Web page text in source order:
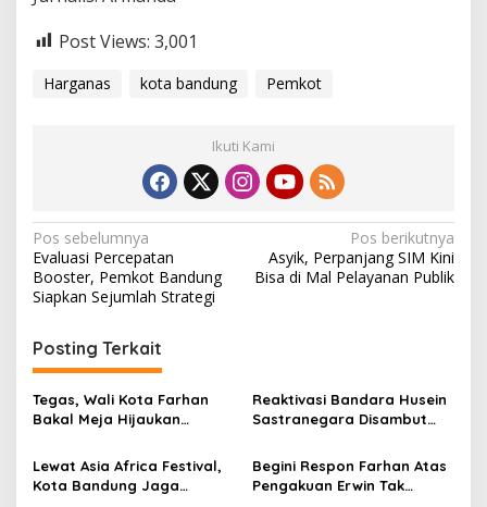
Post Views: 3,001
Harganas kota bandung Pemkot
Ikuti Kami
N
a
v
i
g
a
s
i
p
Pos sebelumnya
Evaluasi Percepatan
Booster, Pemkot Bandung
Siapkan Sejumlah Strategi
Pos berikutnya
Asyik, Perpanjang SIM Kini
Bisa di Mal Pelayanan Publik
Posting Terkait
Tegas, Wali Kota Farhan
Bakal Meja Hijaukan
Riau
Reaktivasi Bandara Husein
Sastranegara Disambut
Air Jet
Lewat Asia Africa Festival,
Kota Bandung Jaga
Begini Respon Farhan Atas
Pengakuan Erwin Tak